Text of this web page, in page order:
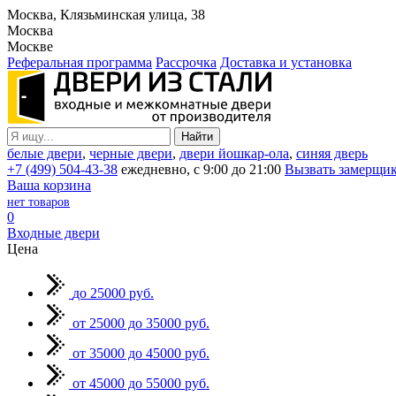
Москва, Клязьминская улица, 38
Москва
Москве
Реферальная программа Рассрочка Доставка и установка
белые двери, черные двери, двери йошкар-ола, синяя дверь
+7 (499) 504-43-38 ежедневно, с 9:00 до 21:00 Вызвать
Ваша корзина
нет товаров
0
Входные двери
Цена
до 25000 руб.
от 25000 до 35000 руб.
от 35000 до 45000 руб.
от 45000 до 55000 руб.